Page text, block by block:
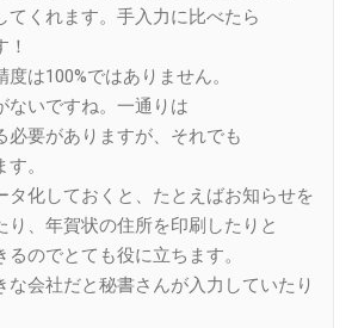
てくれます。手入力に比べたら
は100%ではありません。
ないですね。一通りは
必要がありますが、それでも
。
タ化しておくと、たとえばお知らせを
り、年賀状の住所を印刷したりと
のでとても役に立ちます。
な会社だと秘書さんが入力していたり